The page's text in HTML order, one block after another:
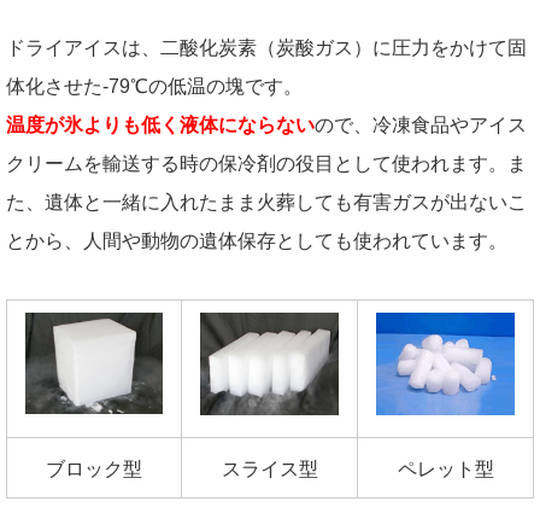
ドライアイスは、二酸化炭素（炭酸ガス）に圧力をかけて固
体化させた-79℃の低温の塊です。
温度が氷よりも低く液体にならないので、冷凍食品やアイス
クリームを輸送する時の保冷剤の役目として使われます。ま
た、遺体と一緒に入れたまま火葬しても有害ガスが出ないこ
とから、人間や動物の遺体保存としても使われています。
ブロック型 スライス型 ペレット型